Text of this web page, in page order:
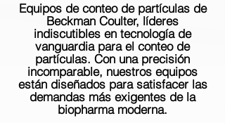
Equipos de conteo de partículas de
Beckman Coulter, líderes
indiscutibles en tecnología de
vanguardia para el conteo de
partículas. Con una precisión
incomparable, nuestros equipos
están diseñados para satisfacer las
demandas más exigentes de la
biopharma moderna.